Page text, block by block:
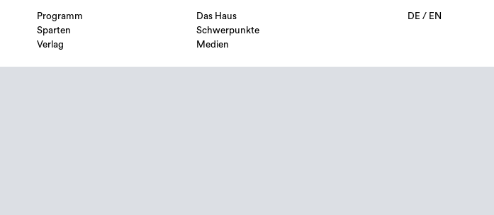
Programm
Das Haus
Sparten
Schwerpunkte
Verlag
Medien
DE/ EN